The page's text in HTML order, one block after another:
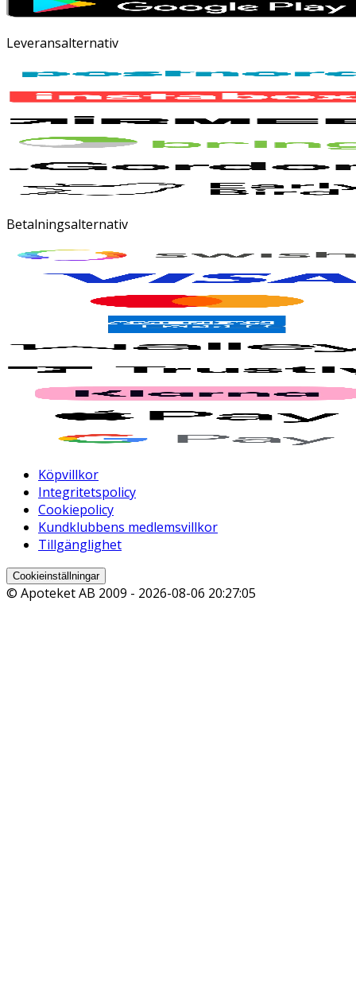
Leveransalternativ
Betalningsalternativ
Köpvillkor
Integritetspolicy
Cookiepolicy
Kundklubbens medlemsvillkor
Tillgänglighet
Cookieinställningar
© Apoteket AB 2009 - 2026-08-06 20:27:05